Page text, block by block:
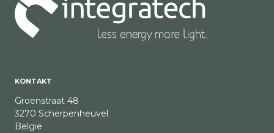
KONTAKT
Groenstraat 48
3270 Scherpenheuvel
België